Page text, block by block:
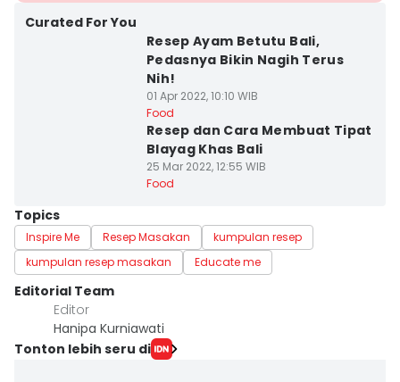
Curated For You
Resep Ayam Betutu Bali,
Pedasnya Bikin Nagih Terus
Nih!
01 Apr 2022, 10:10 WIB
Food
Resep dan Cara Membuat Tipat
Blayag Khas Bali
25 Mar 2022, 12:55 WIB
Food
Topics
Inspire Me Resep Masakan
kumpulan resep
kumpulan resep masakan
Educate me
Editorial Team
Editor
Hanipa Kurniawati
Tonton lebih seru di